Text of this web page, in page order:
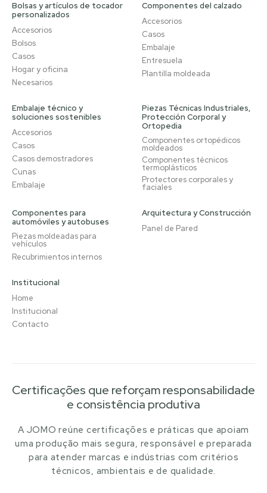
Bolsas y artículos de tocador
personalizados
Accesorios
Bolsos
Casos
Hogar y oficina
Necesarios
Componentes del calzado
Accesorios
Casos
Embalaje
Entresuela
Plantilla moldeada
Embalaje técnico y
soluciones sostenibles
Accesorios
Casos
Casos demostradores
Cunas
Embalaje
Piezas Técnicas Industriales,
Protección Corporal y
Ortopedia
Componentes ortopédicos
moldeados
Componentes técnicos
termoplásticos
Protectores corporales y
faciales
Componentes para
automóviles y autobuses
Piezas moldeadas para
vehículos
Recubrimientos internos
Arquitectura y Construcción
Panel de Pared
Institucional
Home
Institucional
Contacto
Certificações que reforçam responsabilidade
e consistência produtiva
A JOMO reúne certificações e práticas que apoiam
uma produção mais segura, responsável e preparada
para atender marcas e indústrias com critérios
técnicos, ambientais e de qualidade.